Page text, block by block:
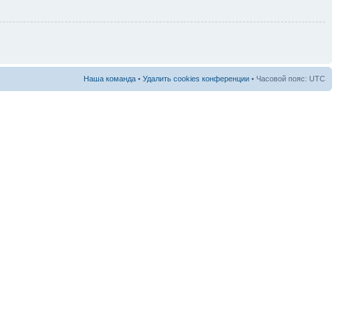
Наша команда • Удалить cookies конференции • Часовой пояс: UTC